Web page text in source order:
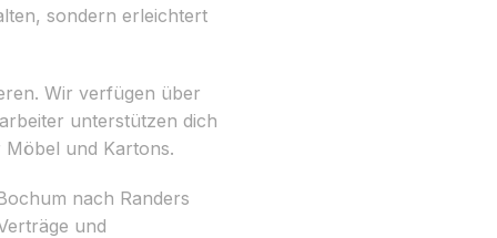
sondern erleichtert
Wir verfügen über
unterstützen dich
und Kartons.
nach Randers
und